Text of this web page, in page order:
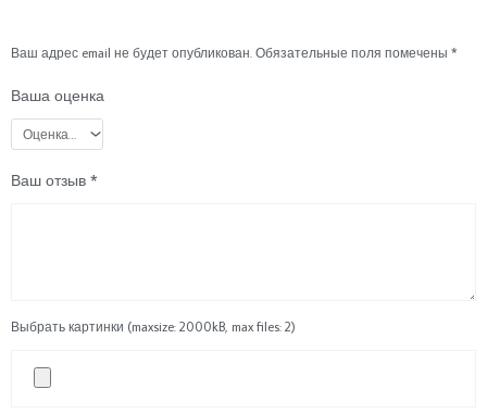
Ваш адрес email не будет опубликован. Обязательные поля помечены *
Ваша оценка
Ваш отзыв *
Выбрать картинки (maxsize: 2000kB, max files: 2)